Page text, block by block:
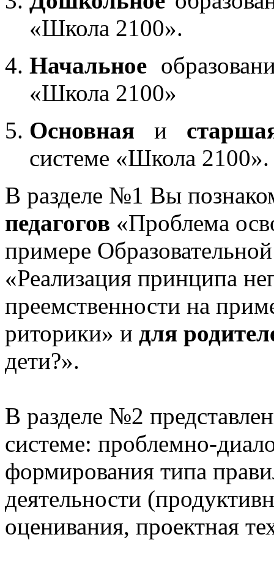
«Школа 2100».
Начальное
«Школа 2100»
Основная и
системе «Школа 2100».
В разделе №1 Вы
педагогов «Проблема
примере
«Реализация принципа
преемственности на
риторики» и для
дети?».
В разделе №2
системе: проблемно-
формирования типа
деятельности
оценивания, проектная